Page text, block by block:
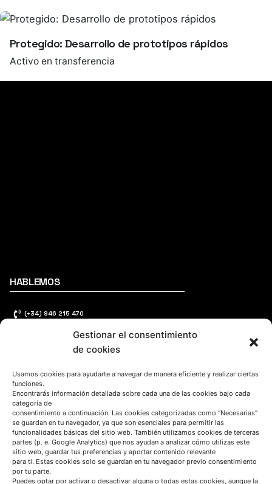
Gestionar el consentimiento
de cookies
Usamos cookies para ayudarte a navegar de manera eficiente y realizar ciertas
funciones.
Encontrarás información detallada sobre cada una de las cookies bajo cada
categoría de
consentimiento a continuación. Las cookies categorizadas como “Necesarias”
se guardan en tu navegador, ya que son esenciales para permitir las
funcionalidades básicas del sitio web. También utilizamos cookies de terceras
partes (p. e. Google Analytics) que nos ayudan a analizar cómo utilizas este
sitio web, guardar tus preferencias y aportar contenido relevante
para ti. Estas cookies solo se guardan en tu navegador previo consentimiento
por tu parte.
Puedes optar por activar o desactivar alguna o todas estas cookies, aunque la
Protegido: Desarrollo de prototipos rápidos
Activo en transferencia
HABLEMOS
(+34) 946 215 470
Cómo llegar a AZTERLAN
SÍGUENOS
Suscríbete a nuestras noticias